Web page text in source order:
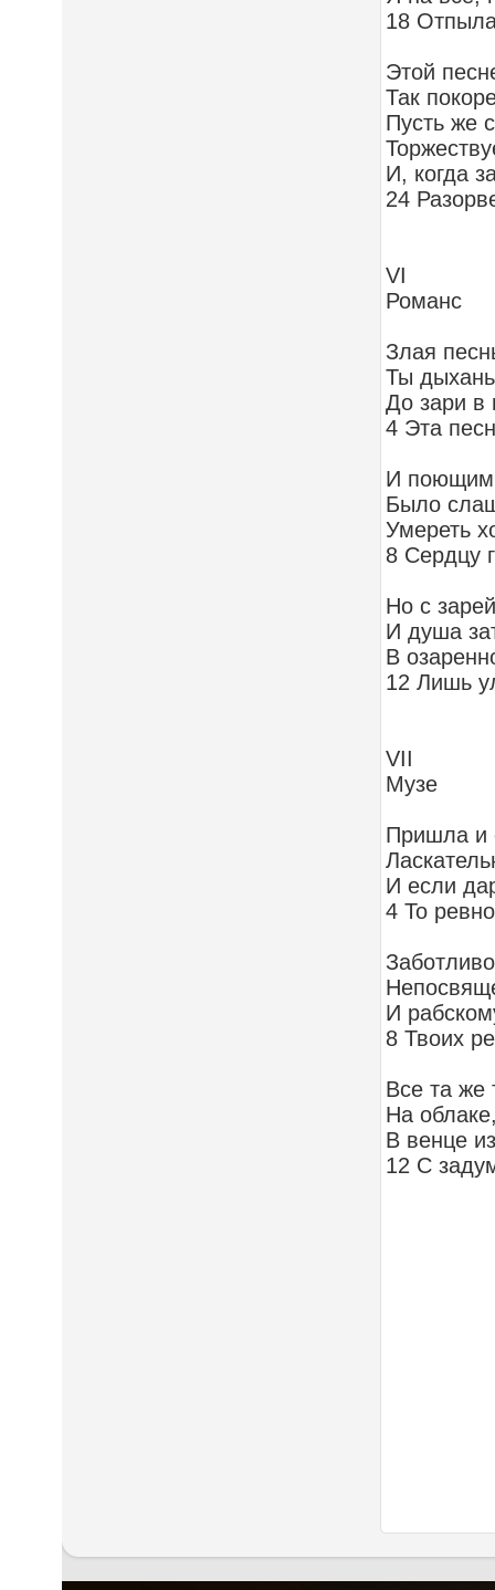
18
Этой
Так
Пусть же
И, когда
24
VI
Романс
Злая
Ты
До зари в
4 Эта
И поющим
Было
Умереть
8 Сердцу
Но с
И душа
В
12 Лишь
VII
Музе
Пришла и
И если
4 То
И
8 Твоих
Все та же
На
В венце
12 С